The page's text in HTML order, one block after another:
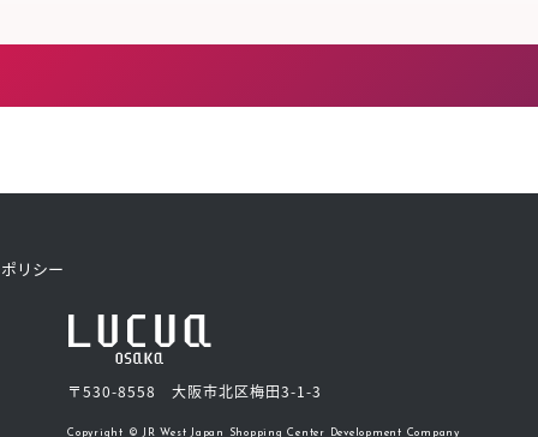
リシー
〒530-8558 大阪市北区梅田3-1-3
Copyright © JR West Japan Shopping Center Development Company